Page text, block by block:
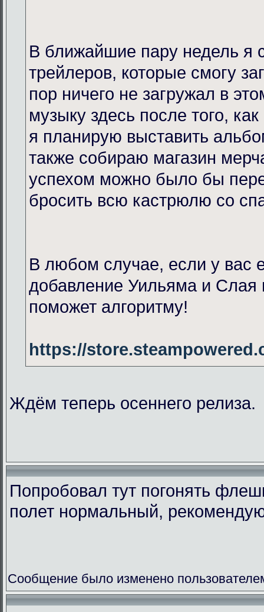
В ближайшие пару недель я
трейлеров, которые смогу
пор ничего не загружал в
музыку здесь после того,
я планирую выставить
также собираю магазин
успехом можно было бы
бросить всю кастрюлю со
В любом случае, если у вас
добавление Уильяма и Слая
поможет алгоритму!
https://
Ждём теперь осеннего релиза.
Попробовал тут погонять
полет нормальный,
Сообщение было изменено